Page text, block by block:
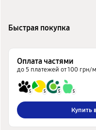
Быстрая покупка
Оплата частями
до 5 платежей от 100 грн/
5 5 5 5
Купить